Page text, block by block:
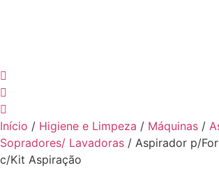
Início / Higiene e Limpeza / Máquinas /
Sopradores/ Lavadoras / Aspirador p/
c/Kit Aspiração